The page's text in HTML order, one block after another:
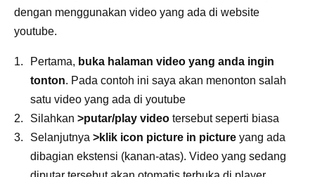
dengan menggunakan video yang ada di website
youtube.
Pertama, buka halaman video yang anda ingin
tonton. Pada contoh ini saya akan menonton salah
satu video yang ada di youtube
Silahkan >putar/play video tersebut seperti biasa
Selanjutnya >klik icon picture in picture yang ada
dibagian ekstensi (kanan-atas). Video yang sedang